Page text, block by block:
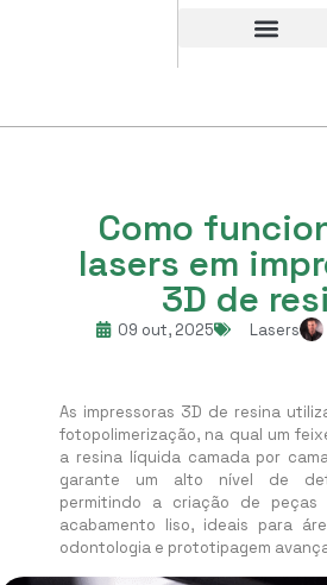
Como
lasers em
3D de
09 out, 2025 Lasers
As impressoras 3D de resina
fotopolimerização, na qual um
a resina líquida camada por
garante um alto nível de
permitindo a criação de peças
acabamento liso, ideais para
odontologia e prototipagem